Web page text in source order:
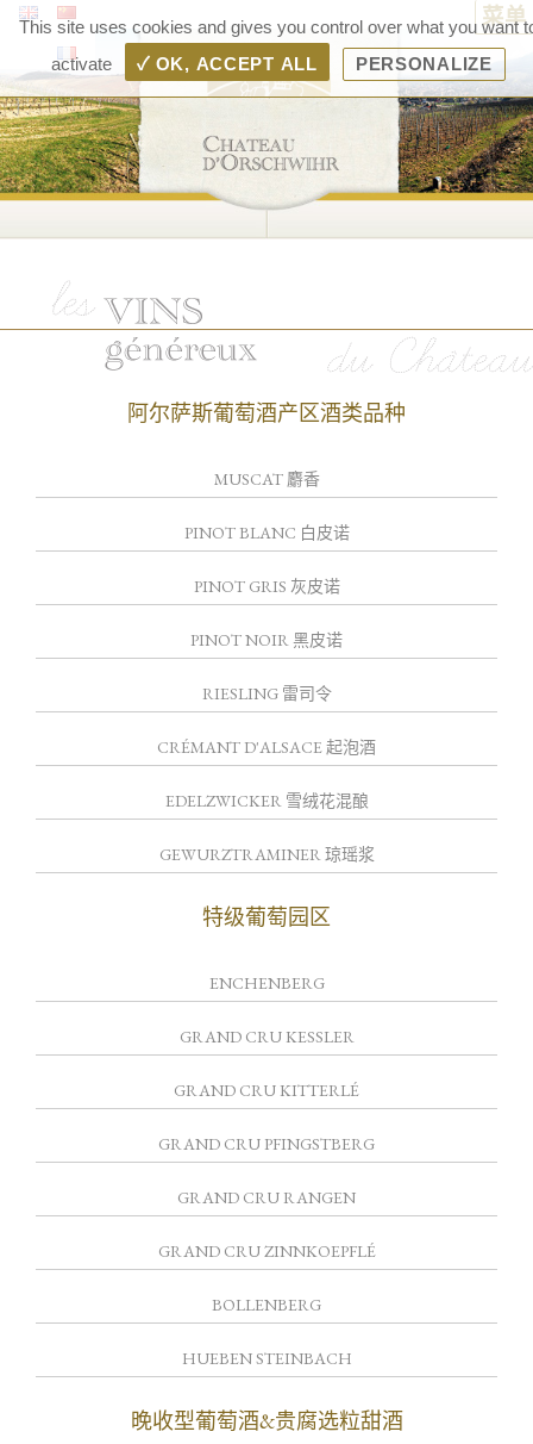
–
菜单
阿尔萨斯葡萄酒产区酒类品种
MUSCAT 麝香
PINOT BLANC 白皮诺
PINOT GRIS 灰皮诺
PINOT NOIR 黑皮诺
RIESLING 雷司令
CRÉMANT D'ALSACE 起泡酒
EDELZWICKER 雪绒花混酿
GEWURZTRAMINER 琼瑶浆
特级葡萄园区
ENCHENBERG
GRAND CRU KESSLER
GRAND CRU KITTERLÉ
GRAND CRU PFINGSTBERG
GRAND CRU RANGEN
GRAND CRU ZINNKOEPFLÉ
BOLLENBERG
HUEBEN STEINBACH
晚收型葡萄酒&贵腐选粒甜酒
This site uses cookies and gives you control over what you want
activate
✓ OK, ACCEPT ALL PERSONALIZE